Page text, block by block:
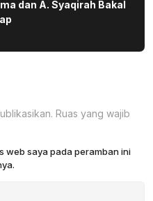
dan A. Syaqirah Bakal
Ruas yang wajib
web saya pada peramban ini